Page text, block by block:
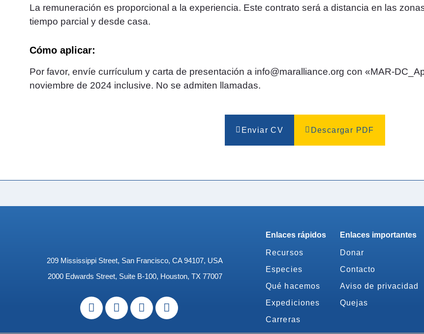
La remuneración es proporcional a la experiencia. Este contrato será a distancia en las
tiempo parcial y desde casa.
Cómo aplicar:
Por favor, envíe currículum y carta de presentación a info@maralliance.org con «MAR-
noviembre de 2024 inclusive. No se admiten llamadas.
Enviar CV Descargar PDF
209 Mississippi Street, San Francisco, CA 94107, USA
2000 Edwards Street, Suite B-100, Houston, TX 77007
Enlaces rápidos
Recursos
Especies
Qué hacemos
Expediciones
Carreras
Enlaces importantes
Donar
Contacto
Aviso de privacidad
Quejas